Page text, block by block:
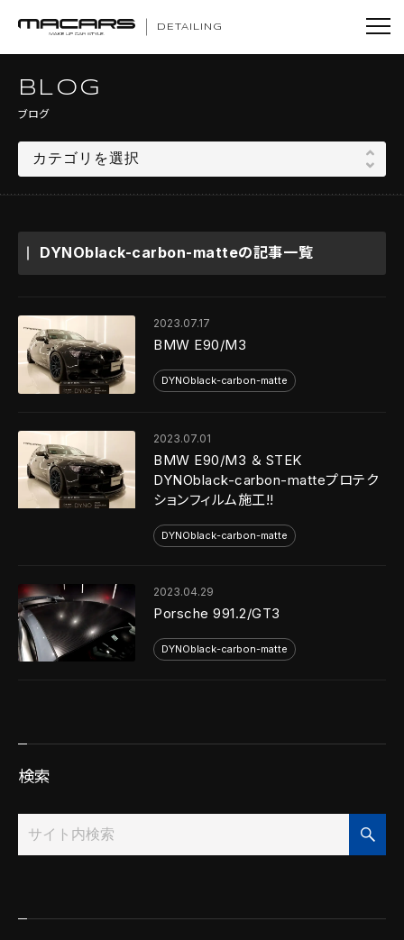
DETAILING
BLOG
ブログ
DYNOblack-carbon-matteの記事一覧
2023.07.17
BMW E90/M3
DYNOblack-carbon-matte
2023.07.01
BMW E90/M3 ＆ STEK
DYNOblack-carbon-matteプロテク
ションフィルム施工!!
DYNOblack-carbon-matte
2023.04.29
Porsche 991.2/GT3
DYNOblack-carbon-matte
検索